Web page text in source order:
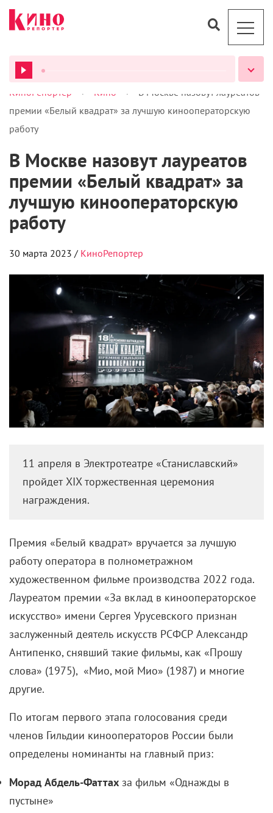
ВСЕ ПОДКАСТЫ
КиноРепортер > Кино >
В Москве назовут лауреатов
премии «Белый квадрат» за лучшую кинооператорскую
работу
В Москве назовут лауреатов
премии «Белый квадрат» за
лучшую кинооператорскую
работу
30 марта 2023 / КиноРепортер
11 апреля в Электротеатре «Станиславский»
пройдет XIX торжественная церемония
награждения.
Премия «Белый квадрат» вручается за лучшую
работу оператора в полнометражном
художественном фильме производства 2022 года.
Лауреатом премии «За вклад в кинооператорское
искусство» имени Сергея Урусевского признан
заслуженный деятель искусств РСФСР Александр
Антипенко, снявший такие фильмы, как «Прошу
слова» (1975), «Мио, мой Мио» (1987) и многие
другие.
По итогам первого этапа голосования среди
членов Гильдии кинооператоров России были
определены номинанты на главный приз:
Морад Абдель-Фаттах за фильм «Однажды в
пустыне»